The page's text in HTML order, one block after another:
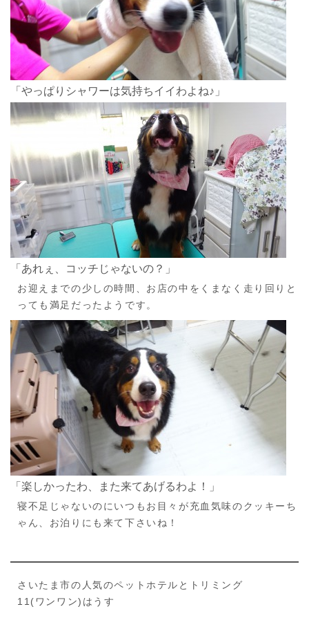
「やっぱりシャワーは気持ちイイわよね♪」
「あれぇ、コッチじゃないの？」
お迎えまでの少しの時間、お店の中をくまなく走り回りと
っても満足だったようです。
「楽しかったわ、また来てあげるわよ！」
寝不足じゃないのにいつもお目々が充血気味のクッキーち
ゃん、お泊りにも来て下さいね！
さいたま市の人気のペットホテルとトリミング
11(ワンワン)はうす